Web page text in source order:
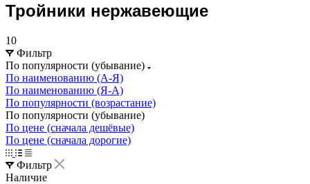
Тройники нержавеющие
10
Фильтр
По популярности (убывание)
По наименованию (А-Я)
По наименованию (Я-А)
По популярности (возрастание)
По популярности (убывание)
По цене (сначала дешёвые)
По цене (сначала дорогие)
Фильтр
Наличие